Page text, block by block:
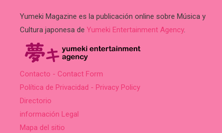
Yumeki Magazine es la publicación online sobre Música y
Cultura japonesa de Yumeki Entertainment Agency.
Contacto - Contact Form
Política de Privacidad - Privacy Policy
Directorio
información Legal
Mapa del sitio